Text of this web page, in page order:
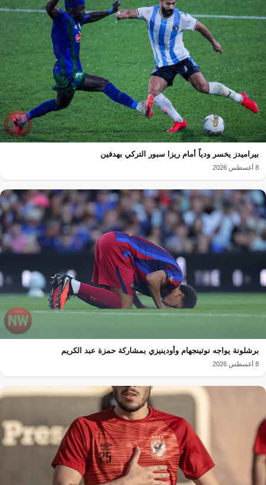
بيراميدز يخسر ودياً أمام ريزا سبور التركي بهدفين
8 أغسطس 2026
برشلونة يواجه نوتينجهام وأودينيزي بمشاركة حمزة عبد الكريم
8 أغسطس 2026